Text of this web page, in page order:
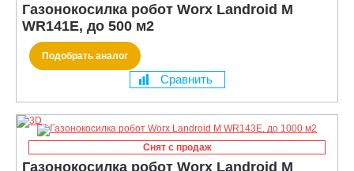
Газонокосилка робот Worx Landroid M
WR141E, до 500 м2
Подобрать аналог
Сравнить
Снят с продаж
Газонокосилка робот Worx Landroid M